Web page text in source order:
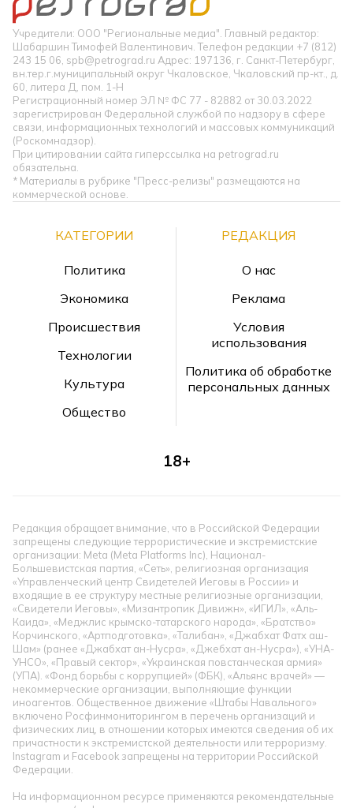
Учредители: ООО "Региональные медиа". Главный редактор:
Шабаршин Тимофей Валентинович. Телефон редакции +7 (812)
243 15 06, spb@petrograd.ru Адрес: 197136, г. Санкт-Петербург,
вн.тер.г.муниципальный округ Чкаловское, Чкаловский пр-кт., д.
60, литера Д, пом. 1-Н
Регистрационный номер ЭЛ № ФС 77 - 82882 от 30.03.2022
зарегистрирован Федеральной службой по надзору в сфере
связи, информационных технологий и массовых коммуникаций
(Роскомнадзор).
При цитировании сайта гиперссылка на petrograd.ru
обязательна.
* Материалы в рубрике "Пресс-релизы" размещаются на
коммерческой основе.
КАТЕГОРИИ
Политика
Экономика
Происшествия
Технологии
Культура
Общество
РЕДАКЦИЯ
О нас
Реклама
Условия
использования
Политика об обработке
персональных данных
18+
Редакция обращает внимание, что в Российской Федерации
запрещены следующие террористические и экстремистские
организации: Meta (Meta Platforms Inc), Национал-
Большевистская партия, «Сеть», религиозная организация
«Управленческий центр Свидетелей Иеговы в России» и
входящие в ее структуру местные религиозные организации,
«Свидетели Иеговы», «Мизантропик Дивижн», «ИГИЛ», «Аль-
Каида», «Меджлис крымско-татарского народа», «Братство»
Корчинского, «Артподготовка», «Талибан», «Джабхат Фатх аш-
Шам» (ранее «Джабхат ан-Нусра», «Джебхат ан-Нусра»), «УНА-
УНСО», «Правый сектор», «Украинская повстанческая армия»
(УПА). «Фонд борьбы с коррупцией» (ФБК), «Альянс врачей» —
некоммерческие организации, выполняющие функции
иноагентов. Общественное движение «Штабы Навального»
включено Росфинмониторингом в перечень организаций и
физических лиц, в отношении которых имеются сведения об их
причастности к экстремистской деятельности или терроризму.
Instagram и Facebook запрещены на территории Российской
Федерации.
На информационном ресурсе применяются рекомендательные